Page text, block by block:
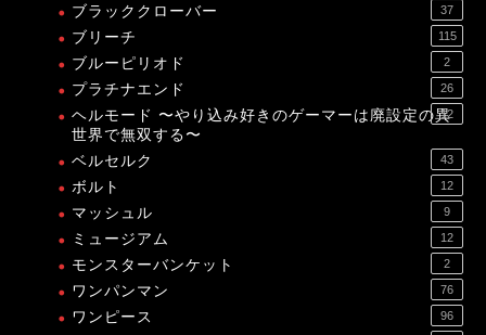
ブラッククローバー 37
ブリーチ 115
ブルーピリオド 2
プラチナエンド 26
ヘルモード 〜やり込み好きのゲーマーは廃設定の異
世界で無双する〜
12
ベルセルク 43
ボルト 12
マッシュル 9
ミュージアム 12
モンスターバンケット 2
ワンパンマン 76
ワンピース 96